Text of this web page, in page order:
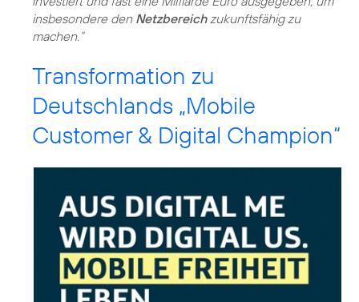
insbesondere den Netzbereichzukunftsfähig zu
machen.“
Transformation zu
Deutschlands „Mobile
Customer & Digital Champion“